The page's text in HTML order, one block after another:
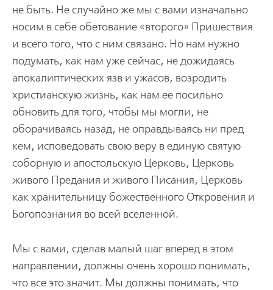
не быть. Не случайно же мы с вами изначально
носим в себе обетование «второго» Пришествия
и всего того, что с ним связано. Но нам нужно
подумать, как нам уже сейчас, не дожидаясь
апокалиптических язв и ужасов, возродить
христианскую жизнь, как нам ее посильно
обновить для того, чтобы мы могли, не
оборачиваясь назад, не оправдываясь ни пред
кем, исповедовать свою веру в единую святую
соборную и апостольскую Церковь, Церковь
живого Предания и живого Писания, Церковь
как хранительницу божественного Откровения и
Богопознания во всей вселенной.
Мы с вами, сделав малый шаг вперед в этом
направлении, должны очень хорошо понимать,
что все это значит. Мы должны понимать, что